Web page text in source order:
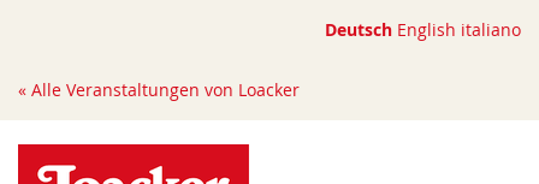
springen
Deutsch English italiano
« Alle Veranstaltungen von Loacker